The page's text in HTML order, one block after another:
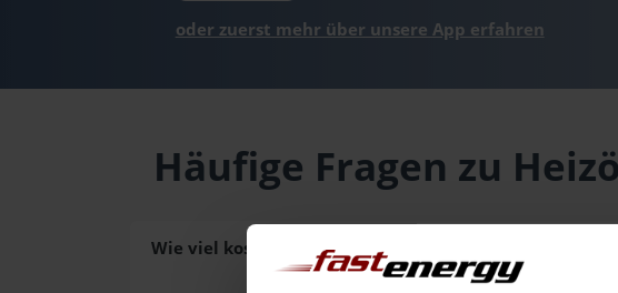
oder zuerst mehr über unsere App erfahren
Häufige Fragen zu
Wie viel kostet Heizöl in Kirchschlag in der Buckligen